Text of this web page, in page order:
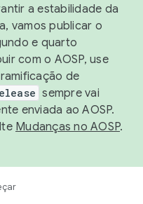
a estabilidade da
vamos publicar o
e quarto
com o AOSP, use
de
sempre vai
enviada ao AOSP.
Mudanças no AOSP.